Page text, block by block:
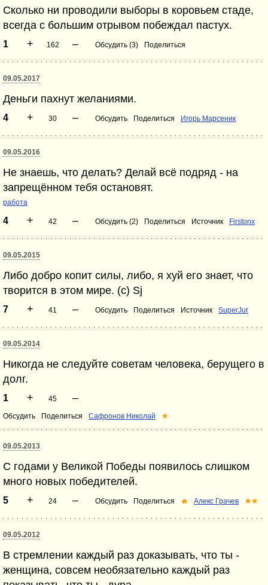
Сколько ни проводили выборы в коровьем стаде,
всегда с большим отрывом побеждал пастух.
1 + 162 – Обсудить (3) Поделиться
09.05.2017
Деньги пахнут желаниями.
4 + 30 – Обсудить Поделиться Игорь Марсеник
09.05.2016
Не знаешь, что делать? Делай всё подряд - на
запрещённом тебя остановят.
работа
4 + 42 – Обсудить (2) Поделиться Источник Firstonx
09.05.2015
Либо добро копит силы, либо, я хуй его знает, что
творится в этом мире. (c) Sj
7 + 41 – Обсудить Поделиться Источник SuperJur
09.05.2014
Никогда не следуйте советам человека, берущего в
долг.
1 + 45 –
Обсудить Поделиться Сафронов Николай ★
09.05.2013
С годами у Великой Победы появилось слишком
много новых победителей.
5 + 24 – Обсудить Поделиться 🔥 Алекс Грачев ★★
09.05.2012
В стремлении каждый раз доказывать, что ты -
женщина, совсем необязательно каждый раз